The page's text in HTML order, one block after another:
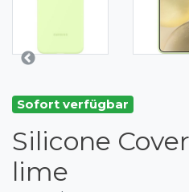
Sofort verfügbar
Silicone
lime